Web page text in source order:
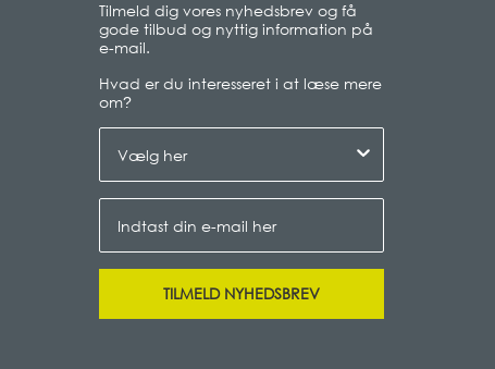
Tilmeld dig vores nyhedsbrev og få
gode tilbud og nyttig information på
e-mail.
Hvad er du interesseret i at læse mere
om?
TILMELD NYHEDSBREV